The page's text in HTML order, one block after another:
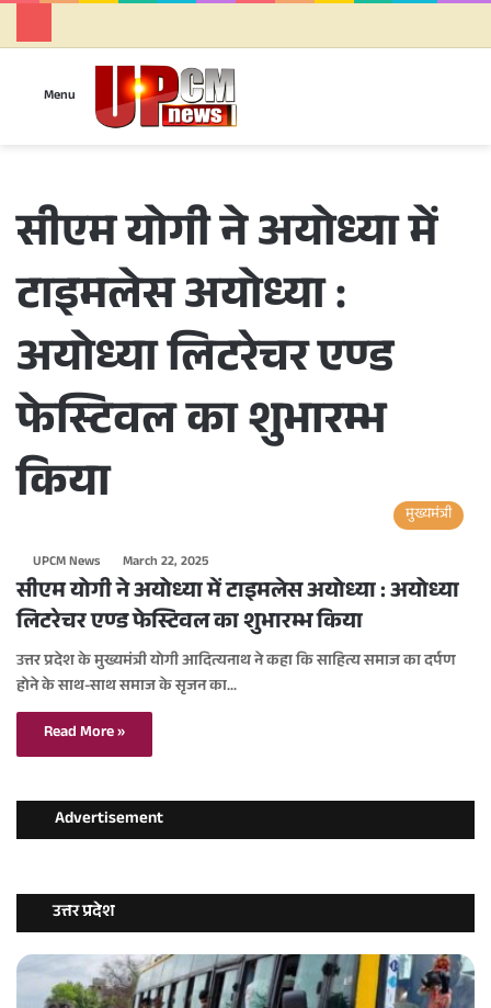
Menu
सीएम योगी ने अयोध्या में
टाइमलेस अयोध्या :
अयोध्या लिटरेचर एण्ड
फेस्टिवल का शुभारम्भ
किया
मुख्यमंत्री
UPCM News March 22, 2025
सीएम योगी ने अयोध्या में टाइमलेस अयोध्या : अयोध्या
लिटरेचर एण्ड फेस्टिवल का शुभारम्भ किया
उत्तर प्रदेश के मुख्यमंत्री योगी आदित्यनाथ ने कहा कि साहित्य समाज का दर्पण
होने के साथ-साथ समाज के सृजन का…
Read More »
Advertisement
उत्तर प्रदेश